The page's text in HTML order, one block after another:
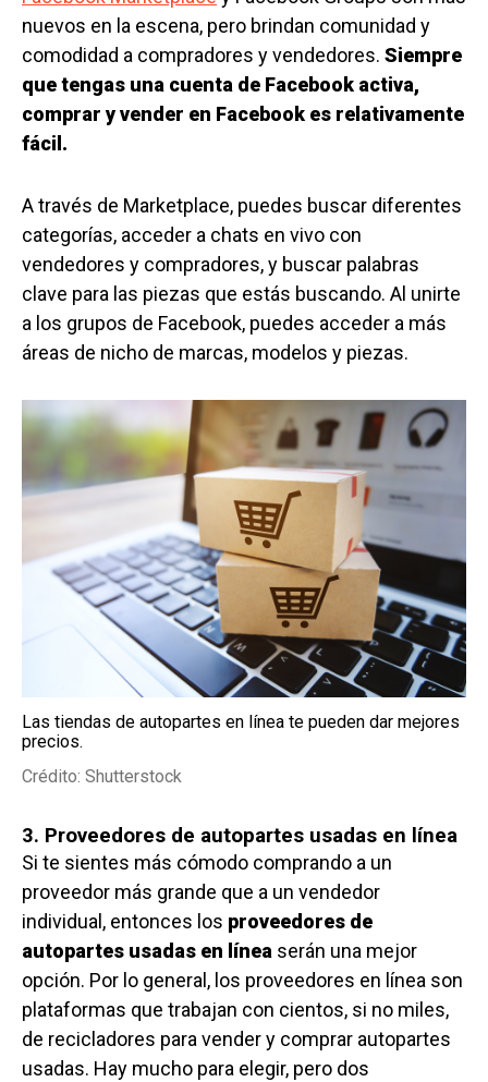
nuevos en la escena, pero brindan comunidad y
comodidad a compradores y vendedores. Siempre
que tengas una cuenta de Facebook activa,
comprar y vender en Facebook es relativamente
fácil.
A través de Marketplace, puedes buscar diferentes
categorías, acceder a chats en vivo con
vendedores y compradores, y buscar palabras
clave para las piezas que estás buscando. Al unirte
a los grupos de Facebook, puedes acceder a más
áreas de nicho de marcas, modelos y piezas.
Las tiendas de autopartes en línea te pueden dar mejores
precios.
Crédito: Shutterstock
3. Proveedores de autopartes usadas en línea
Si te sientes más cómodo comprando a un
proveedor más grande que a un vendedor
individual, entonces los proveedores de
autopartes usadas en línea serán una mejor
opción. Por lo general, los proveedores en línea son
plataformas que trabajan con cientos, si no miles,
de recicladores para vender y comprar autopartes
usadas. Hay mucho para elegir, pero dos